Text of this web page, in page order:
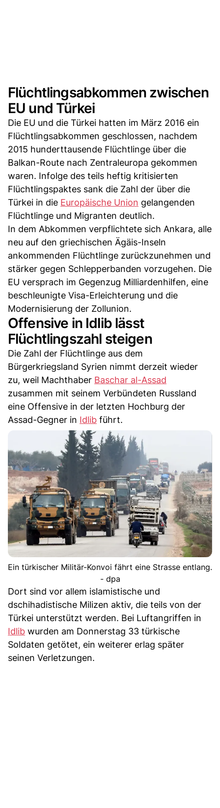
Flüchtlingsabkommen zwischen
EU und Türkei
Die EU und die Türkei hatten im März 2016 ein
Flüchtlingsabkommen geschlossen, nachdem
2015 hunderttausende Flüchtlinge über die
Balkan-Route nach Zentraleuropa gekommen
waren. Infolge des teils heftig kritisierten
Flüchtlingspaktes sank die Zahl der über die
Türkei in die Europäische Union gelangenden
Flüchtlinge und Migranten deutlich.
In dem Abkommen verpflichtete sich Ankara, alle
neu auf den griechischen Ägäis-Inseln
ankommenden Flüchtlinge zurückzunehmen und
stärker gegen Schlepperbanden vorzugehen. Die
EU versprach im Gegenzug Milliardenhilfen, eine
beschleunigte Visa-Erleichterung und die
Modernisierung der Zollunion.
Offensive in Idlib lässt
Flüchtlingszahl steigen
Die Zahl der Flüchtlinge aus dem
Bürgerkriegsland Syrien nimmt derzeit wieder
zu, weil Machthaber Baschar al-Assad
zusammen mit seinem Verbündeten Russland
eine Offensive in der letzten Hochburg der
Assad-Gegner in Idlib führt.
Ein türkischer Militär-Konvoi fährt eine Strasse entlang.
- dpa
Dort sind vor allem islamistische und
dschihadistische Milizen aktiv, die teils von der
Türkei unterstützt werden. Bei Luftangriffen in
Idlib wurden am Donnerstag 33 türkische
Soldaten getötet, ein weiterer erlag später
seinen Verletzungen.